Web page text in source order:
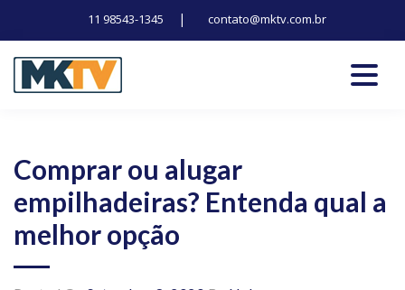
11 98543-1345 | contato@mktv.com.br
content
Comprar ou alugar
empilhadeiras? Entenda qual a
melhor opção